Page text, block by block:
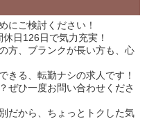
にご検討ください！
日126日で気力充実！
方、ブランクが長い方も、心
る、転勤ナシの求人です！
ぜひ一度お問い合わせくださ
だから、ちょっとトクした気